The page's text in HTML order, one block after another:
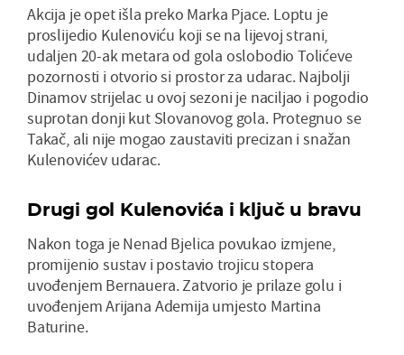
Akcija je opet išla preko Marka Pjace. Loptu je
proslijedio Kulenoviću koji se na lijevoj strani,
udaljen 20-ak metara od gola oslobodio Tolićeve
pozornosti i otvorio si prostor za udarac. Najbolji
Dinamov strijelac u ovoj sezoni je naciljao i pogodio
suprotan donji kut Slovanovog gola. Protegnuo se
Takač, ali nije mogao zaustaviti precizan i snažan
Kulenovićev udarac.
Drugi gol Kulenovića i ključ u bravu
Nakon toga je Nenad Bjelica povukao izmjene,
promijenio sustav i postavio trojicu stopera
uvođenjem Bernauera. Zatvorio je prilaze golu i
uvođenjem Arijana Ademija umjesto Martina
Baturine.